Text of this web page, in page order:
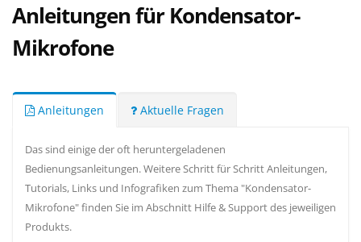
Anleitungen für Kondensator-
Mikrofone
Anleitungen Aktuelle Fragen
Das sind einige der oft heruntergeladenen
Bedienungsanleitungen. Weitere Schritt für Schritt Anleitungen,
Tutorials, Links und Infografiken zum Thema "Kondensator-
Mikrofone" finden Sie im Abschnitt Hilfe & Support des jeweiligen
Produkts.